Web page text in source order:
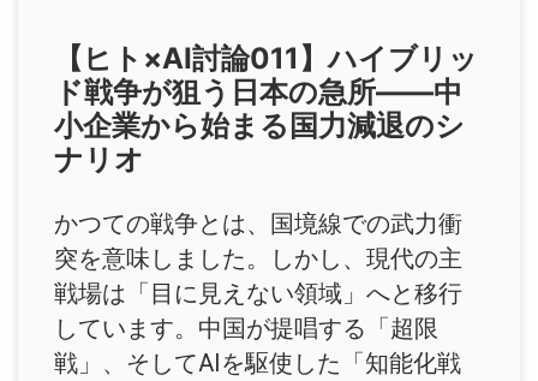
【ヒト×AI討論011】ハイブリッ
ド戦争が狙う日本の急所――中
小企業から始まる国力減退のシ
ナリオ
かつての戦争とは、国境線での武力衝
突を意味しました。しかし、現代の主
戦場は「目に見えない領域」へと移行
しています。中国が提唱する「超限
戦」、そしてAIを駆使した「知能化戦